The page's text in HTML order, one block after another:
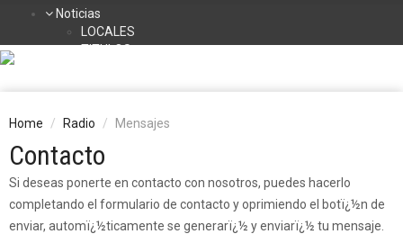
Noticias
LOCALES
TITULOS
TURISMO
Contacto
Programación
Home Radio Mensajes
Contacto
Si deseas ponerte en contacto con nosotros, puedes hacerlo
completando el formulario de contacto y oprimiendo el botï¿½n de
enviar, automï¿½ticamente se generarï¿½ y enviarï¿½ tu mensaje.